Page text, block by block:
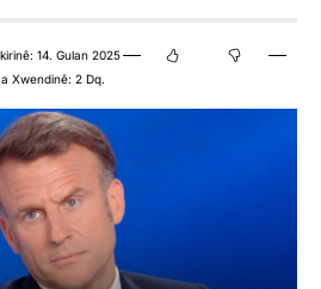
14. Gulan 2025
Xwendinê: 2 Dq.